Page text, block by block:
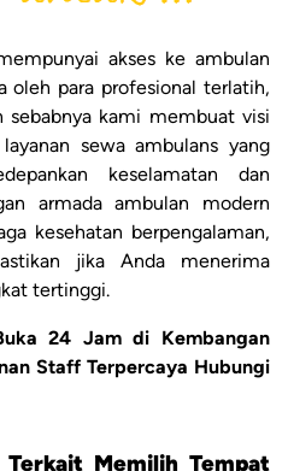
akses ke ambulan
oleh para profesional terlatih,
sebabnya kami membuat visi
sewa ambulans yang
keselamatan dan
armada ambulan modern
kesehatan berpengalaman,
jika Anda menerima
tertinggi.
24 Jam di Kembangan
Staff Terpercaya Hubungi
Terkait Memilih Tempat